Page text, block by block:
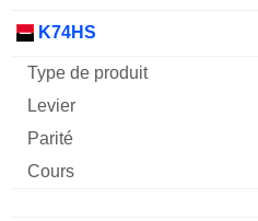
K74HS